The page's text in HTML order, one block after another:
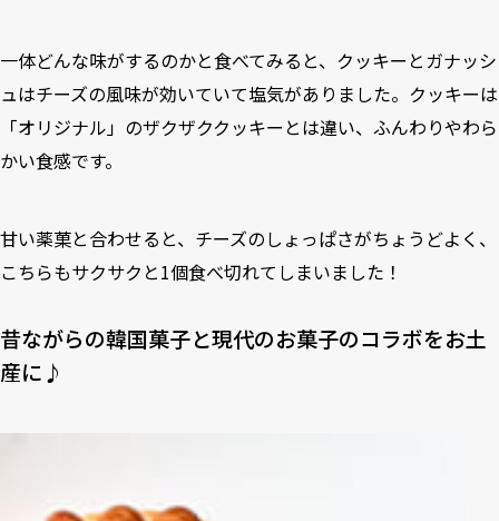
一体どんな味がするのかと食べてみると、クッキーとガナッシ
ュはチーズの風味が効いていて塩気がありました。クッキーは
「オリジナル」のザクザククッキーとは違い、ふんわりやわら
かい食感です。
甘い薬菓と合わせると、チーズのしょっぱさがちょうどよく、
こちらもサクサクと1個食べ切れてしまいました！
昔ながらの韓国菓子と現代のお菓子のコラボをお土
産に♪